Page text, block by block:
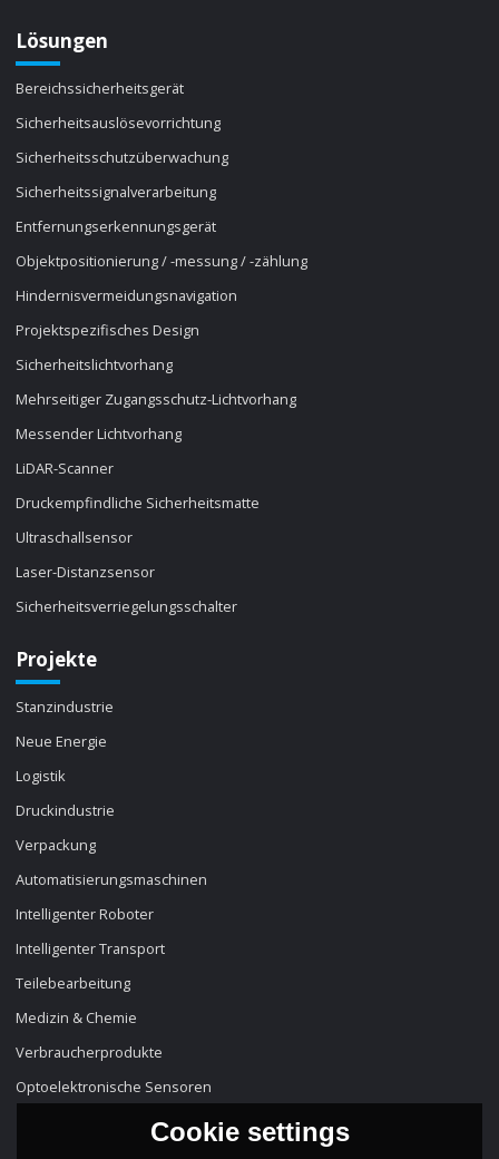
Lösungen
Bereichssicherheitsgerät
Sicherheitsauslösevorrichtung
Sicherheitsschutzüberwachung
Sicherheitssignalverarbeitung
Entfernungserkennungsgerät
Objektpositionierung / -messung / -zählung
Hindernisvermeidungsnavigation
Projektspezifisches Design
Sicherheitslichtvorhang
Mehrseitiger Zugangsschutz-Lichtvorhang
Messender Lichtvorhang
LiDAR-Scanner
Druckempfindliche Sicherheitsmatte
Ultraschallsensor
Laser-Distanzsensor
Sicherheitsverriegelungsschalter
Projekte
Stanzindustrie
Neue Energie
Logistik
Druckindustrie
Verpackung
Automatisierungsmaschinen
Intelligenter Roboter
Intelligenter Transport
Teilebearbeitung
Medizin & Chemie
Verbraucherprodukte
Optoelektronische Sensoren
Cookie settings